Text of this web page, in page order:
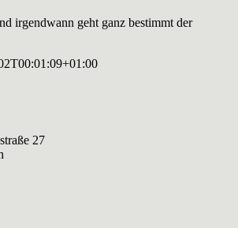
irgendwann geht ganz bestimmt der
27